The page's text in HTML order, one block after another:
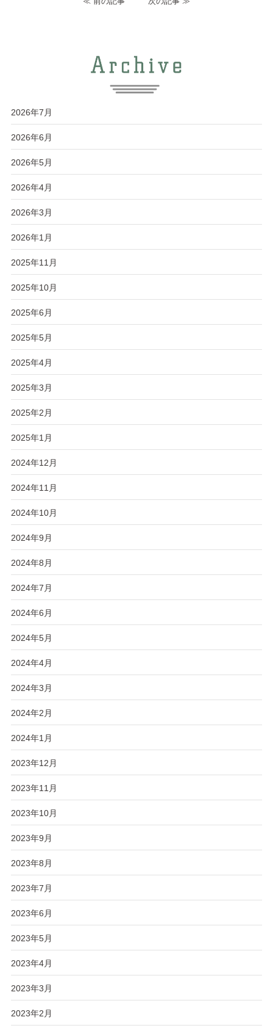
2026年7月
2026年6月
2026年5月
2026年4月
2026年3月
2026年1月
2025年11月
2025年10月
2025年6月
2025年5月
2025年4月
2025年3月
2025年2月
2025年1月
2024年12月
2024年11月
2024年10月
2024年9月
2024年8月
2024年7月
2024年6月
2024年5月
2024年4月
2024年3月
2024年2月
2024年1月
2023年12月
2023年11月
2023年10月
2023年9月
2023年8月
2023年7月
2023年6月
2023年5月
2023年4月
2023年3月
2023年2月